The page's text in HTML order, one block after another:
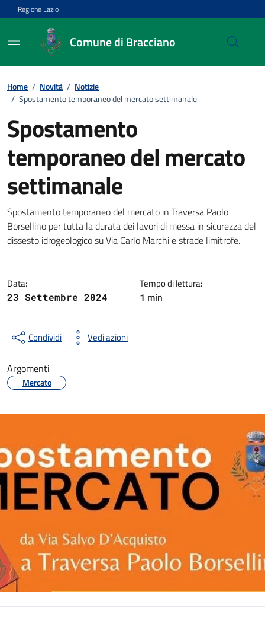
Vai ai contenuti
Vai al footer
Regione Lazio
Comune di Bracciano
Home / Novità / Notizie
/ Spostamento temporaneo del mercato settimanale
Spostamento
temporaneo del mercato
settimanale
Dettagli della notizia
Spostamento temporaneo del mercato in Traversa Paolo
Borsellino per tutta la durata dei lavori di messa in sicurezza del
dissesto idrogeologico su Via Carlo Marchi e strade limitrofe.
Data:
23 Settembre 2024
Tempo di lettura:
1 min
Condividi Vedi azioni
Argomenti
Mercato